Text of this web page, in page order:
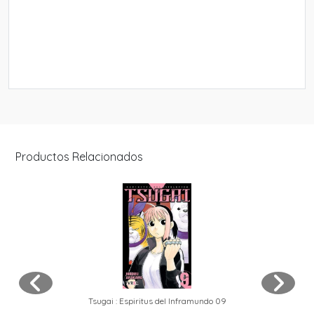
Productos Relacionados
Tsugai : Espiritus del Inframundo 09